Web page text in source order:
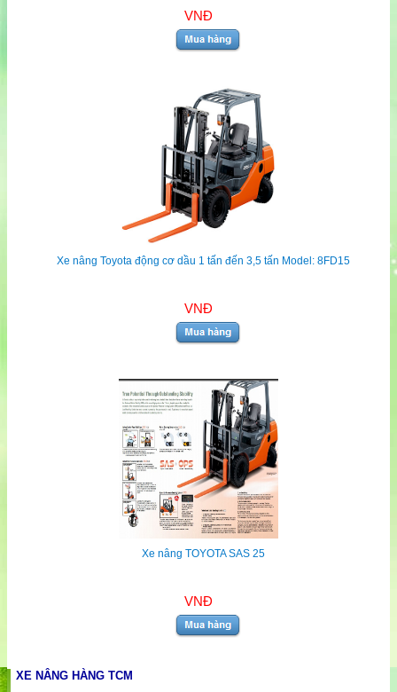
VNĐ
Xe nâng Toyota động cơ dầu 1 tấn đến 3,5 tấn Model: 8FD15
VNĐ
Xe nâng TOYOTA SAS 25
VNĐ
XE NÂNG HÀNG TCM